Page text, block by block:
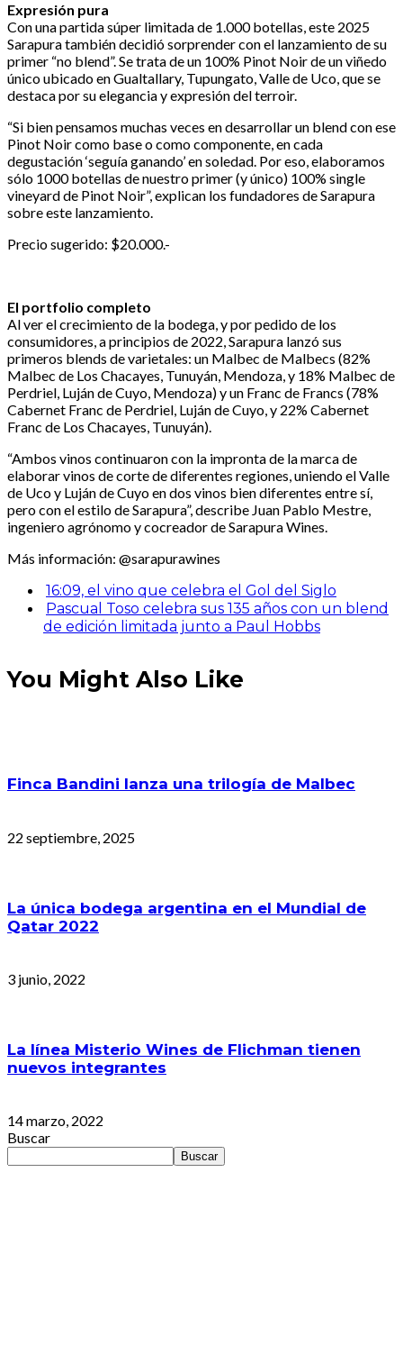
Expresión pura
Con una partida súper limitada de 1.000 botellas, este 2025
Sarapura también decidió sorprender con el lanzamiento de su
primer “no blend”. Se trata de un 100% Pinot Noir de un viñedo
único ubicado en Gualtallary, Tupungato, Valle de Uco, que se
destaca por su elegancia y expresión del terroir.
“Si bien pensamos muchas veces en desarrollar un blend con ese
Pinot Noir como base o como componente, en cada
degustación ‘seguía ganando’ en soledad. Por eso, elaboramos
sólo 1000 botellas de nuestro primer (y único) 100% single
vineyard de Pinot Noir”, explican los fundadores de Sarapura
sobre este lanzamiento.
Precio sugerido: $20.000.-
El portfolio completo
Al ver el crecimiento de la bodega, y por pedido de los
consumidores, a principios de 2022, Sarapura lanzó sus
primeros blends de varietales: un Malbec de Malbecs (82%
Malbec de Los Chacayes, Tunuyán, Mendoza, y 18% Malbec de
Perdriel, Luján de Cuyo, Mendoza) y un Franc de Francs (78%
Cabernet Franc de Perdriel, Luján de Cuyo, y 22% Cabernet
Franc de Los Chacayes, Tunuyán).
“Ambos vinos continuaron con la impronta de la marca de
elaborar vinos de corte de diferentes regiones, uniendo el Valle
de Uco y Luján de Cuyo en dos vinos bien diferentes entre sí,
pero con el estilo de Sarapura”, describe Juan Pablo Mestre,
ingeniero agrónomo y cocreador de Sarapura Wines.
Más información: @sarapurawines
16:09, el vino que celebra el Gol del Siglo
Pascual Toso celebra sus 135 años con un blend
de edición limitada junto a Paul Hobbs
You Might Also Like
Finca Bandini lanza una trilogía de Malbec
22 septiembre, 2025
La única bodega argentina en el Mundial de
Qatar 2022
3 junio, 2022
La línea Misterio Wines de Flichman tienen
nuevos integrantes
14 marzo, 2022
Buscar
Buscar